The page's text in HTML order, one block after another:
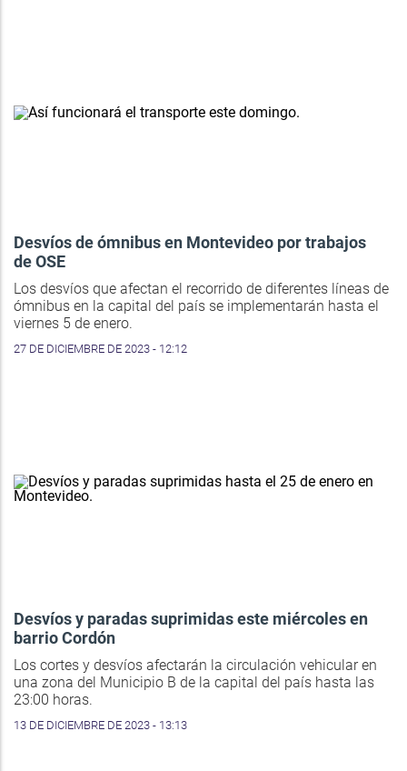
Desvíos de ómnibus en Montevideo por trabajos
de OSE
Los desvíos que afectan el recorrido de diferentes líneas de
ómnibus en la capital del país se implementarán hasta el
viernes 5 de enero.
27 DE DICIEMBRE DE 2023 - 12:12
Desvíos y paradas suprimidas este miércoles en
barrio Cordón
Los cortes y desvíos afectarán la circulación vehicular en
una zona del Municipio B de la capital del país hasta las
23:00 horas.
13 DE DICIEMBRE DE 2023 - 13:13